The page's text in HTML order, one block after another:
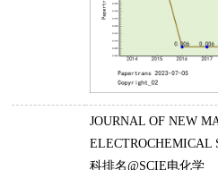
JOURNAL OF NEW
ELECTROCHEMICAL
科排名@SCIE电化学